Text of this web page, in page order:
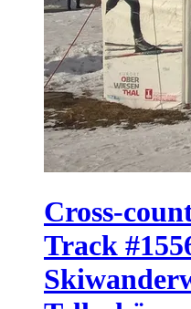
Cross-
Track